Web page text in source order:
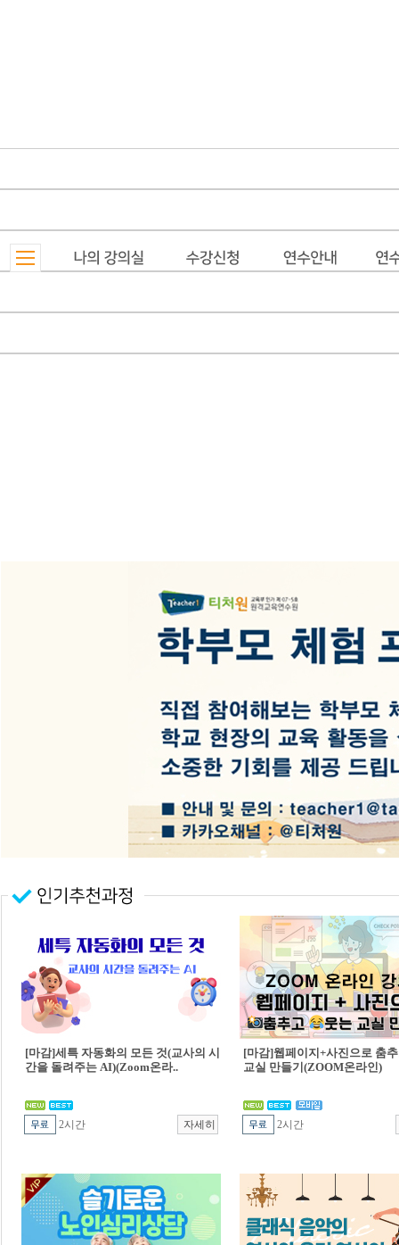
[마감]세특 자동화의 모든 것(교사의 시
간을 돌려주는 AI)(Zoom온라..
2시간
[마감]웹페이지+사진으로 춤
교실 만들기(ZOOM온라인)
2시간